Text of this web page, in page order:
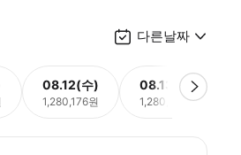
다른날짜
08.12(수)
1,280,176원
08.13(목)
1,280,176원